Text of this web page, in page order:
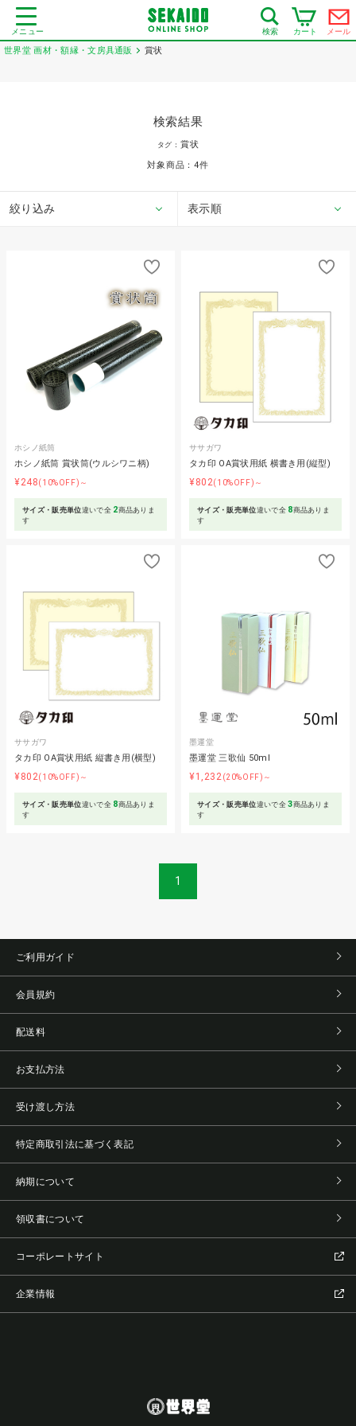
メニュー 検索 カート メール
世界堂 画材・額縁・文房具通販 賞状
検索結果
タグ： 賞状
対象商品：4件
絞り込み 表示順
ホシノ紙筒
ホシノ紙筒 賞状筒(ウルシワニ柄)
¥248(10%OFF)～
サイズ・販売単位違いで全 2商品ありま
す
ササガワ
タカ印 OA賞状用紙 横書き用(縦型)
¥802(10%OFF)～
サイズ・販売単位違いで全 8商品ありま
す
ササガワ
タカ印 OA賞状用紙 縦書き用(横型)
¥802(10%OFF)～
サイズ・販売単位違いで全 8商品ありま
す
墨運堂
墨運堂 三歌仙 50ml
¥1,232 (20%OFF)～
サイズ・販売単位違いで全3商品ありま
す
1
ご利用ガイド
会員規約
配送料
お支払方法
受け渡し方法
特定商取引法に基づく表記
納期について
領収書について
コーポレートサイト
企業情報